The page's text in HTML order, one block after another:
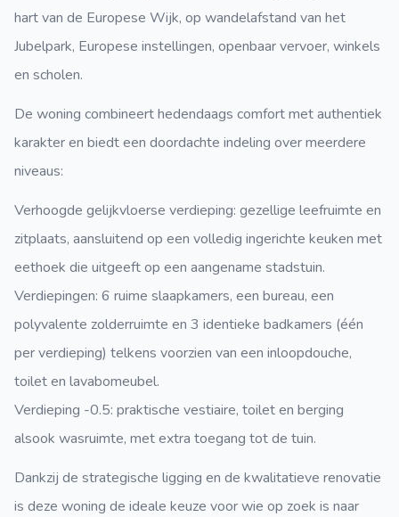
hart van de Europese Wijk, op wandelafstand van het
Jubelpark, Europese instellingen, openbaar vervoer, winkels
en scholen.
De woning combineerthedendaags comfortmetauthentiek
karakteren biedt een doordachte indeling over meerdere
niveaus:
Verhoogde gelijkvloerse verdieping: gezellige leefruimte en
zitplaats, aansluitend op een volledig ingerichte keuken met
eethoek die uitgeeft op een aangename stadstuin.
Verdiepingen: 6 ruime slaapkamers, een bureau, een
polyvalente zolderruimte en 3 identieke badkamers (één
per verdieping) telkens voorzien van een inloopdouche,
toilet en lavabomeubel.
Verdieping -0.5: praktische vestiaire, toilet en berging
alsook wasruimte, metextra toegang tot de tuin.
Dankzij de strategische ligging en de kwalitatieve renovatie
is deze woning de ideale keuze voor wie op zoek is naar